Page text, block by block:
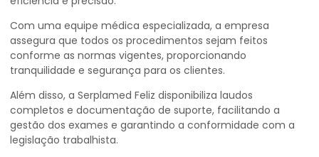
Com uma equipe médica especializada, a empresa
assegura que todos os procedimentos sejam feitos
conforme as normas vigentes, proporcionando
tranquilidade e segurança para os clientes.
Além disso, a Serplamed Feliz disponibiliza laudos
completos e documentação de suporte, facilitando a
gestão dos exames e garantindo a conformidade com a
legislação trabalhista.